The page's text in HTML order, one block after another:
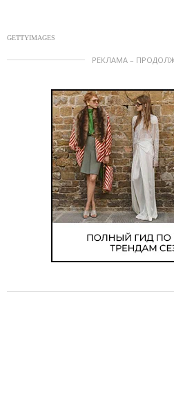
GETTYIMAGES
РЕКЛАМА –